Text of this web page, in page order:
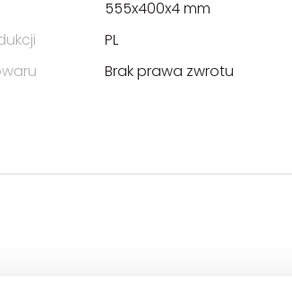
555x400x4 mm
PL
Brak prawa zwrotu